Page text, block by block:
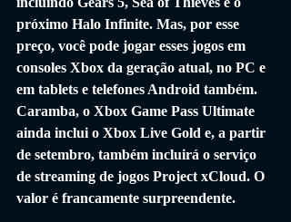
próximo Halo Infinite. Mas, por esse
preço, você pode jogar esses jogos em
consoles Xbox da geração atual, no PC e
em tablets e telefones Android também.
Caramba, o Xbox Game Pass Ultimate
ainda inclui o Xbox Live Gold e, a partir
de setembro, também incluirá o serviço
de streaming de jogos Project xCloud. O
valor é francamente surpreendente.